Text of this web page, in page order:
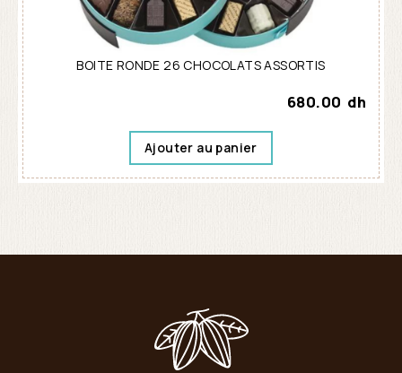
BOITE RONDE 26 CHOCOLATS ASSORTIS
680.00 dh
Ajouter au panier